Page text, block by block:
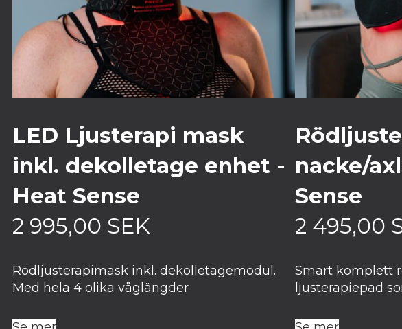
LED Ljusterapi mask
inkl. dekolletage enhet -
Heat Sense
2 995,00 SEK
Rödljusterapimask inkl. dekolletagemodul.
Med hela 4 olika våglängder
nacke/
Sense
2 495,00
Smart komplett
ljusterapiepad